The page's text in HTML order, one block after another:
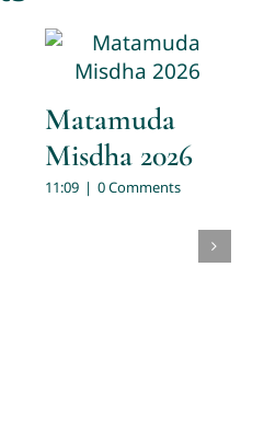
Matamuda
Misdha 2026
11:09 | 0 Comments